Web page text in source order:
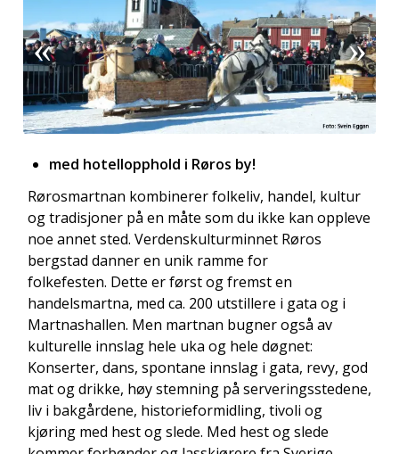
med hotellopphold i Røros by!
Rørosmartnan kombinerer folkeliv, handel, kultur
og tradisjoner på en måte som du ikke kan oppleve
noe annet sted. Verdenskulturminnet Røros
bergstad danner en unik ramme for
folkefesten. Dette er først og fremst en
handelsmartna, med ca. 200 utstillere i gata og i
Martnashallen. Men martnan bugner også av
kulturelle innslag hele uka og hele døgnet:
Konserter, dans, spontane innslag i gata, revy, god
mat og drikke, høy stemning på serveringsstedene,
liv i bakgårdene, historieformidling, tivoli og
kjøring med hest og slede. Med hest og slede